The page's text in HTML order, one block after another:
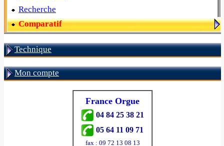
Recherche
Comparatif
Technique
Mon compte
France Orgue
04 84 25 38 21
05 64 11 09 71
fax : 09 72 13 08 13